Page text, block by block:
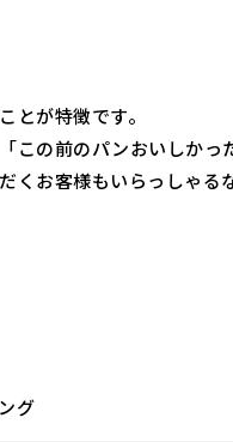
とが特徴です。
この前のパンおいしかっ
くお客様もいらっしゃ
グ